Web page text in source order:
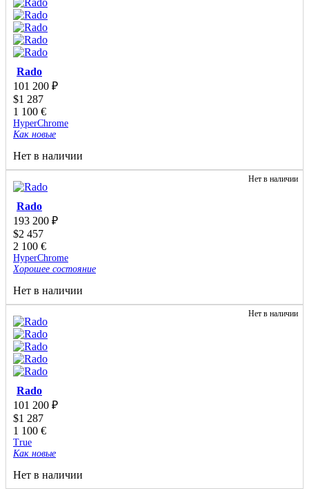
Rado
101 200 ₽
$1 287
1 100 €
HyperChrome
Как новые
Нет в наличии
Нет в наличии
Rado
193 200 ₽
$2 457
2 100 €
HyperChrome
Хорошее состояние
Нет в наличии
Нет в наличии
Rado
101 200 ₽
$1 287
1 100 €
True
Как новые
Нет в наличии